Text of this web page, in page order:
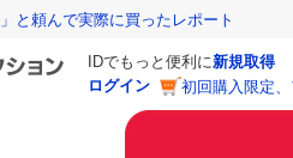
と頼んで実際に買ったレポート
IDでもっと便利に新規取得
ログイン
初回購入限定